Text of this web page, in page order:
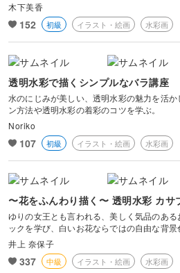
木下美香
152 初級 イラスト・絵画 水彩画
透明水彩で描くシンプルなバラ講座
水のにじみが美しい、透明水彩の魅力を活
ン方法や透明水彩の着彩のコツを学ぶ。
Noriko
107 初級 イラスト・絵画 水彩画
〜花をふんわり描く〜 透明水彩 カサ
ゆりの女王とも言われる、美しく気品のあ
ックを学び、白いお花ならではの自由な背景
井上 奈保子
337 中級 イラスト・絵画 水彩画